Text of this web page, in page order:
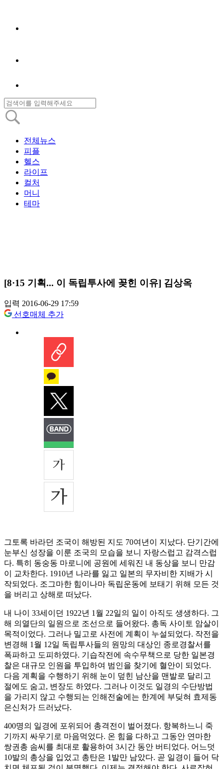
전체뉴스
피플
헬스
라이프
컬처
머니
테마
[8·15 기획... 이 독립투사에 꽂힌 이유] 김상옥
입력 2016-06-29 17:59
선호매체 추가
그토록 바라던 조국이 해방된 지도 70여년이 지났다. 단기간에
눈부신 성장을 이룬 조국의 모습을 보니 자랑스럽고 감격스럽
다. 특히 동숭동 마로니에 공원에 세워진 내 동상을 보니 만감
이 교차한다. 1910년 나라를 잃고 일본의 무자비한 지배가 시
작되었다. 조그마한 힘이나마 독립운동에 보태기 위해 모든 것
을 버리고 상해로 떠났다.
내 나이 33세이던 1922년 1월 22일의 일이 아직도 생생하다. 그
해 의열단의 일원으로 조선으로 들어왔다. 총독 사이토 암살이
목적이었다. 그러나 밀고로 사전에 계획이 누설되었다. 작전을
변경해 1월 12일 독립투사들의 원망의 대상인 종로경찰서를
폭파하고 도피하였다. 기습작전에 속수무책으로 당한 일본경
찰은 대규모 인원을 투입하여 범인을 찾기에 혈안이 되었다.
다음 계획을 수행하기 위해 눈이 덮힌 남산을 맨발로 달리고
절에도 숨고, 변장도 하였다. 그러나 이것도 일경의 수단방법
을 가리지 않고 수행되는 인해전술에는 한계에 부딪혀 효제동
은신처가 드러났다.
400명의 일경에 포위되어 총격전이 벌어졌다. 항복하느니 죽
기까지 싸우기로 마음먹었다. 온 힘을 다하고 그동안 연마한
쌍권총 솜씨를 최대로 활용하여 3시간 동안 버티었다. 어느덧
10발의 총상을 입었고 총탄은 1발만 남았다. 곧 일경이 들어 닥